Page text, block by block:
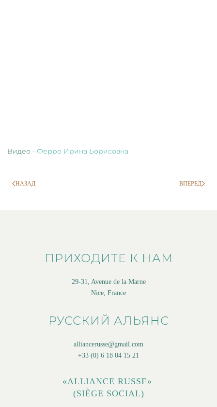
Видео - Ферро Ирина Борисовна
НАЗАД ВПЕРЕД
ПРИХОДИТЕ К НАМ
29-31, Avenue de la Marne
Nice, France
РУССКИЙ АЛЬЯНС
alliancerusse@gmail.com
+33 (0) 6 18 04 15 21
«ALLIANCE RUSSE»
(SIÈGE SOCIAL)